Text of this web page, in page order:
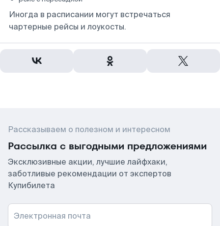
Иногда в расписании могут встречаться
чартерные рейсы и лоукосты.
Рассказываем о полезном и интересном
Рассылка с выгодными предложениями
Эксклюзивные акции, лучшие лайфхаки,
заботливые рекомендации от экспертов
Купибилета
Электронная почта